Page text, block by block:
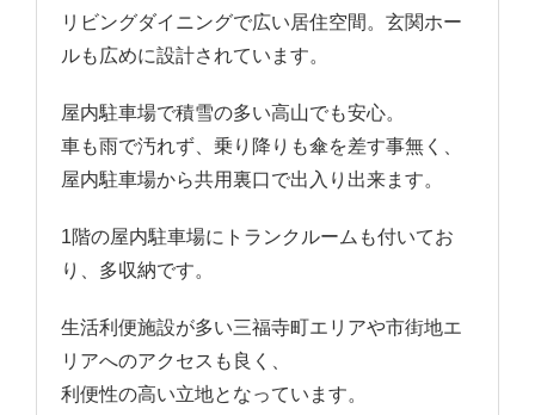
リビングダイニングで広い居住空間。玄関ホー
ルも広めに設計されています。
屋内駐車場で積雪の多い高山でも安心。
車も雨で汚れず、乗り降りも傘を差す事無く、
屋内駐車場から共用裏口で出入り出来ます。
1階の屋内駐車場にトランクルームも付いてお
り、多収納です。
生活利便施設が多い三福寺町エリアや市街地エ
リアへのアクセスも良く、
利便性の高い立地となっています。